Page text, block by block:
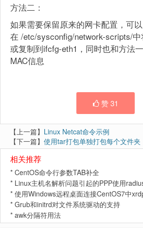
方法二：
如果需要保留原来的网卡配置，可以
在 /etc/sysconfig/network-scripts/
或复制到ifcfg-eth1，同时也和方法
MAC信息
赞31
【上一篇】 Linux Netcat命令示例
【下一篇】 使用tar打包单独打包每个文件夹
相关推荐
* CentOS命令行参数TAB补全
* Linux主机名解析问题引起的PPP使用
* 使用Windows远程桌面连接CentOS7中
* Grub和initrd对文件系统驱动的支持
* awk分隔符用法